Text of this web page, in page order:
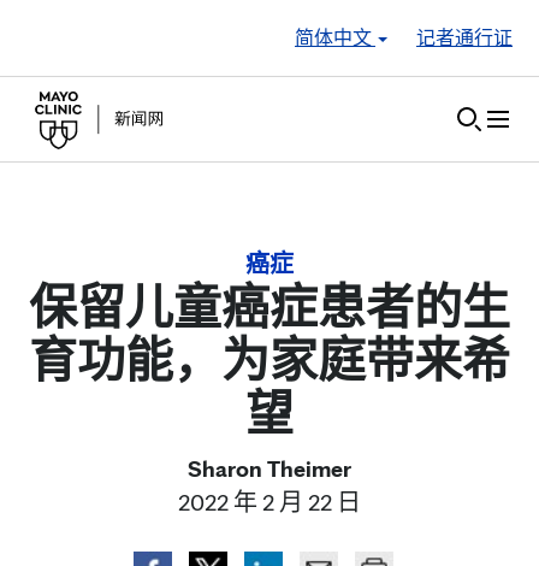
简体中文
记者通行证
癌症
保留儿童癌症患者的生
育功能，为家庭带来希
望
Sharon Theimer
2022 年 2 月 22 日